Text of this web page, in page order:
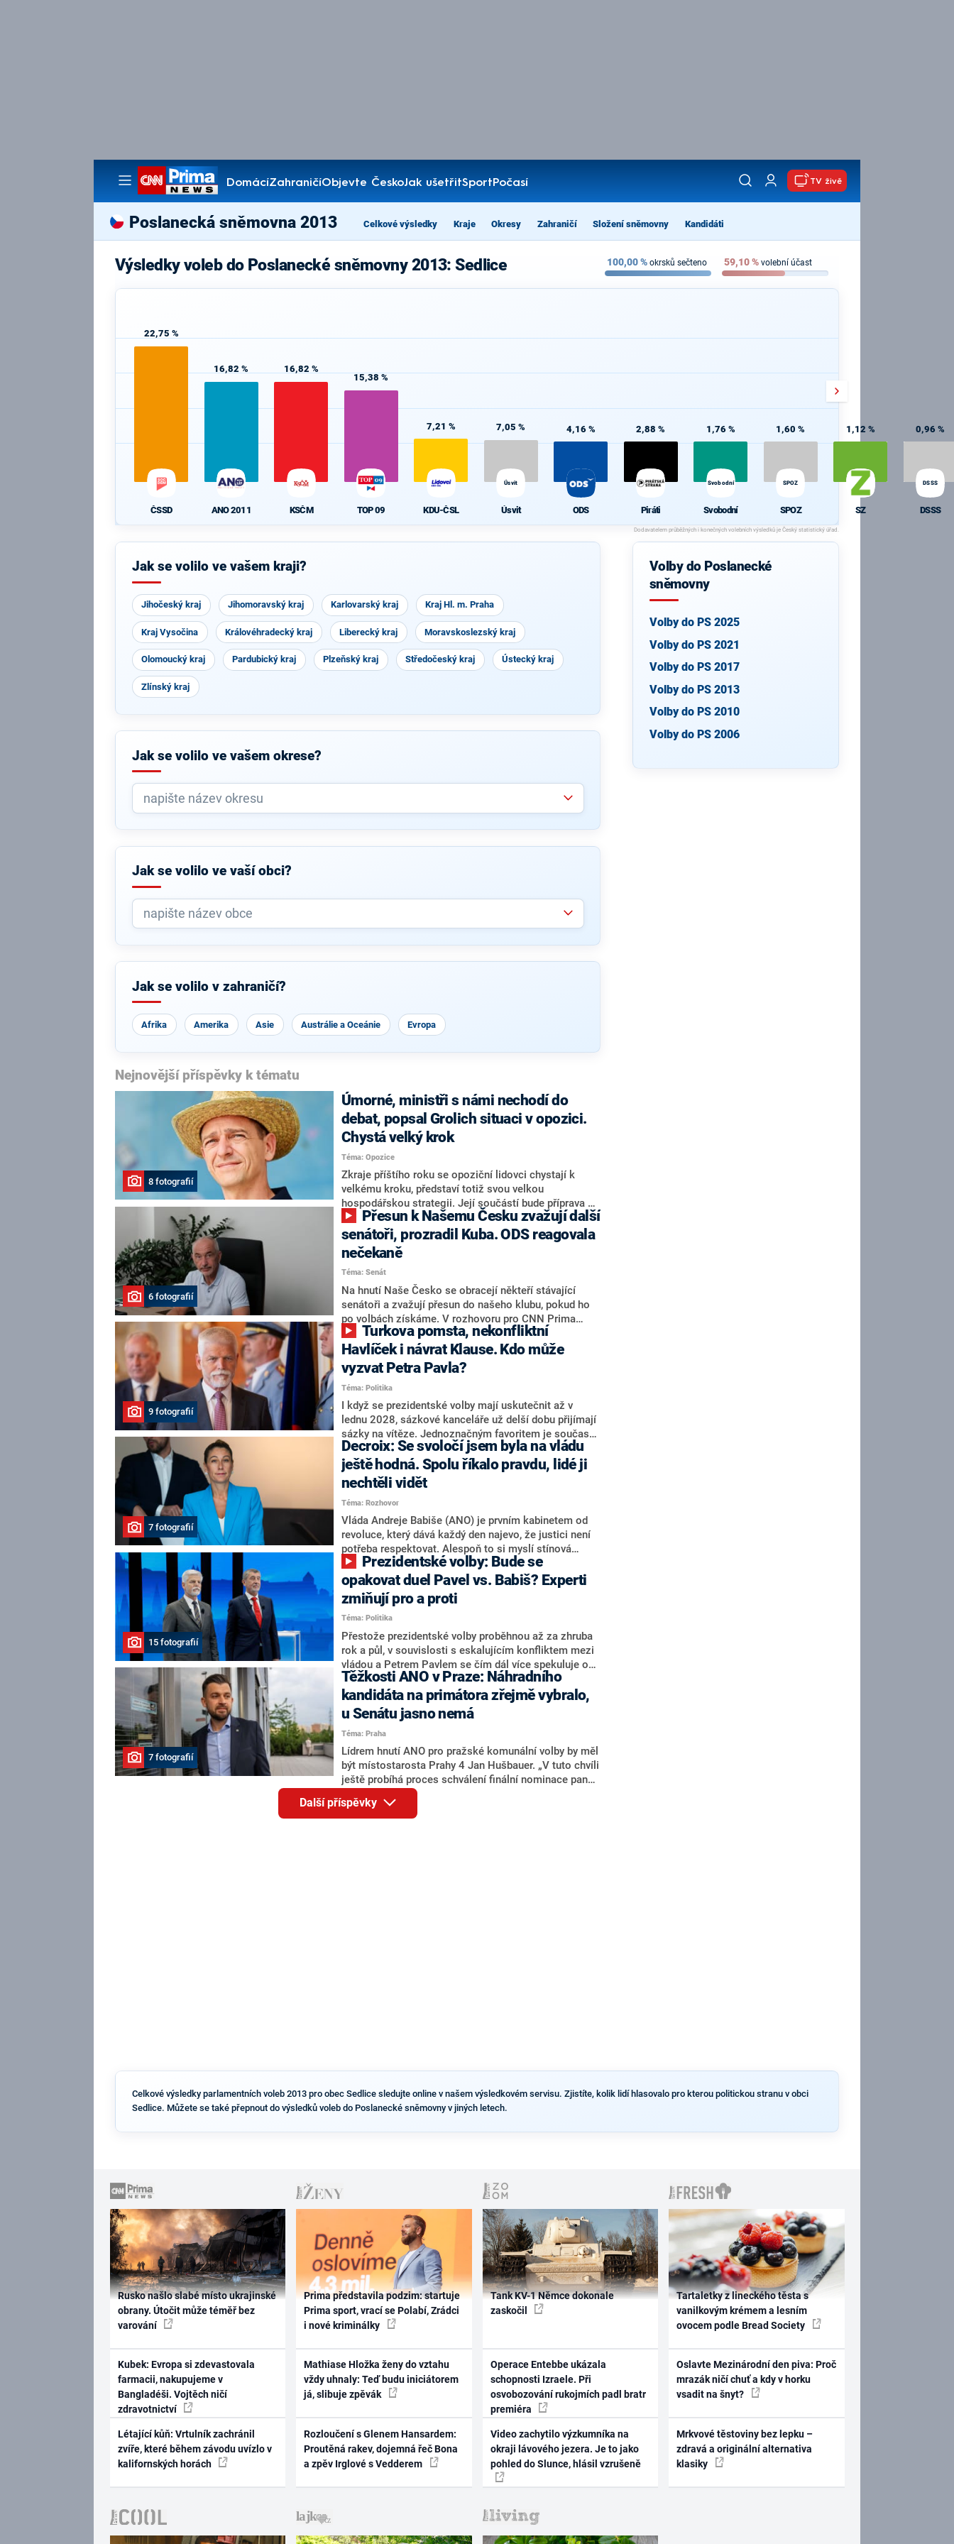
DomácíZahraničíObjevte ČeskoJak ušetřitSportPočasí
Pořady
TV živě
Poslanecká sněmovna 2013 Celkové výsledky Kraje Okresy Zahraničí Složení sněmovny Kandidáti
Výsledky voleb do Poslanecké sněmovny 2013: Sedlice 100,00% okrsků sečteno 59,10% volební účast
22,75 %
ČSSD
16,82 %
ANO 2011
16,82 %
KSČM
15,38 %
TOP 09
7,21 %
KDU-ČSL
7,05 %
Úsvit
Úsvit
4,16 %
ODS
2,88 %
Piráti
1,76 %
Svobodní
Svobodní
1,60 %
SPOZ
SPOZ
1,12 %
SZ
0,96 %
DSSS
DSSS
Jak se volilo ve vašem kraji?
Jihočeský kraj Jihomoravský kraj Karlovarský kraj Kraj Hl. m. Praha
Kraj Vysočina Královéhradecký kraj Liberecký kraj Moravskoslezský kraj
Olomoucký kraj Pardubický kraj Plzeňský kraj Středočeský kraj Ústecký kraj
Zlínský kraj
Jak se volilo ve vašem okrese?
Jak se volilo ve vaší obci?
Jak se volilo v zahraničí?
Afrika Amerika Asie Austrálie a Oceánie Evropa
Nejnovější příspěvky k tématu
8 fotografií
Úmorné, ministři s námi nechodí do
debat, popsal Grolich situaci v opozici.
Chystá velký krok
Téma: Opozice
Zkraje příštího roku se opoziční lidovci chystají k
velkému kroku, představí totiž svou velkou
hospodářskou strategii. Její součástí bude příprava na
stárnutí populace, řekl ve středu na setkání s novináři
nový předseda lidovců Jan Grolich. Ten zároveň v
senátních volbách kandiduje ve Vyškově. Popsal i
aktivitu opozice, o níž vládní strany nebo političtí
komentátoři mluví jako o slabé a v defenzivě. „Je to
úmorná práce upozorňovat na chyby vlády. Ministři s
námi navíc nechodí do debat. Chceme ale ukazovat
svoje témata,“ odpověděl Grolich na dotaz CNN Prima
NEWS.
6 fotografií
senátoři, prozradil Kuba. ODS reagovala
nečekaně
Téma: Senát
Na hnutí Naše Česko se obracejí někteří stávající
senátoři a zvažují přesun do našeho klubu, pokud ho
po volbách získáme. V rozhovoru pro CNN Prima
NEWS to řekl zakladatel hnutí a jihočeský hejtman
Martin Kuba. Konkrétní nebyl, ale získat by takto mohl
například senátora Zdeňka Hrabu, který je dnes
součástí klubu ODS a TOP 09. Hraba to na dotaz
redakce nevyloučil. Předseda klubu senátorů ODS
Zdeněk Nytra redakci řekl, že počítá s odchodem
některých senátorů z klubu a že Naše Česko není
nepřítel, ale soupeř.
9 fotografií
Havlíček i návrat Klause. Kdo může
vyzvat Petra Pavla?
Téma: Politika
I když se prezidentské volby mají uskutečnit až v
lednu 2028, sázkové kanceláře už delší dobu přijímají
sázky na vítěze. Jednoznačným favoritem je současná
hlava státu Petr Pavel. Daleko za ním pak bookmakeři
zmiňují dva výrazné politiky ANO, tedy premiéra
Andreje Babiše a ministra průmyslu Karla Havlíčka.
Oblíbeným tipem samotných sázkařů je poslanec za
Motoristy Filip Turek. Politolog Jan Kubáček nicméně
o případné kandidatuře kohokoliv ze zmíněné trojice
značně pochybuje. Podle něj současná koalice dosud
nemá osobu, která by Pavlovi mohla konkurovat.
7 fotografií
Decroix: Se svoločí jsem byla na vládu
ještě hodná. Spolu říkalo pravdu, lidé ji
nechtěli vidět
Téma: Rozhovor
Vláda Andreje Babiše (ANO) je prvním kabinetem od
revoluce, který dává každý den najevo, že justici není
potřeba respektovat. Alespoň to si myslí stínová
ministryně spravedlnosti ODS Eva Decroix. V
rozhovoru pro CNN Prima NEWS si nebrala servítky
ohledně politického výkonu svého nástupce Jeronýma
Tejce (za ANO) či vládní zmocněnkyně pro lidská
práva Taťány Malé (ANO). Označením „svoloč“ na
adresu vlády prý byla ještě hodná. Decroix se také
vrátila k volební porážce koalice Spolu či promluvila o
hnutí Naše Česko Martina Kuby.
15 fotografií
opakovat duel Pavel vs. Babiš? Experti
zmiňují pro a proti
Téma: Politika
Přestože prezidentské volby proběhnou až za zhruba
rok a půl, v souvislosti s eskalujícím konfliktem mezi
vládou a Petrem Pavlem se čím dál více spekuluje o
tom, koho by do bitvy o Hrad mohla vyslat současná
koalice. Někteří političtí komentátoři znovu vytahují
jméno premiéra Andreje Babiše (ANO). Jak moc je
pravděpodobné, že se v prezidentských volbách 2028
bude znovu opakovat souboj z roku 2023?
7 fotografií
Těžkosti ANO v Praze: Náhradního
kandidáta na primátora zřejmě vybralo,
u Senátu jasno nemá
Téma: Praha
Lídrem hnutí ANO pro pražské komunální volby by měl
být místostarosta Prahy 4 Jan Hušbauer. „V tuto chvíli
ještě probíhá proces schválení finální nominace pana
Jana Hušbauera Výborem hnutí ANO,“ uvedl pro
redakci místopředseda pražského ANO Martin
Benkovič. O Hušbauerovi se spekulovalo jako o
Další příspěvky
Volby do Poslanecké
sněmovny
Volby do PS 2025
Volby do PS 2021
Volby do PS 2017
Volby do PS 2013
Volby do PS 2010
Volby do PS 2006
Celkové výsledky parlamentních voleb 2013 pro obec Sedlice sledujte online v našem výsledkovém servisu. Zjistíte, kolik lidí hlasovalo pro kterou politickou stranu v obci
Sedlice. Můžete se také přepnout do výsledků voleb do Poslanecké sněmovny v jiných letech.
Rusko našlo slabé místo ukrajinské
obrany. Útočit může téměř bez
varování
Kubek: Evropa si zdevastovala
farmacii, nakupujeme v
Bangladéši. Vojtěch ničí
zdravotnictví
Létající kůň: Vrtulník zachránil
zvíře, které během závodu uvízlo v
kalifornských horách
Prima představila podzim: startuje
Prima sport, vrací se Polabí, Zrádci
i nové kriminálky
Mathiase Hložka ženy do vztahu
vždy uhnaly: Teď budu iniciátorem
já, slibuje zpěvák
Rozloučení s Glenem Hansardem:
Proutěná rakev, dojemná řeč Bona
a zpěv Irglové s Vedderem
Tank KV-1 Němce dokonale
zaskočil
Operace Entebbe ukázala
schopnosti Izraele. Při
osvobozování rukojmích padl bratr
premiéra
Video zachytilo výzkumníka na
okraji lávového jezera. Je to jako
pohled do Slunce, hlásil vzrušeně
Tartaletky z lineckého těsta s
vanilkovým krémem a lesním
ovocem podle Bread Society
Oslavte Mezinárodní den piva: Proč
mrazák ničí chuť a kdy v horku
vsadit na šnyt?
Mrkvové těstoviny bez lepku –
zdravá a originální alternativa
klasiky